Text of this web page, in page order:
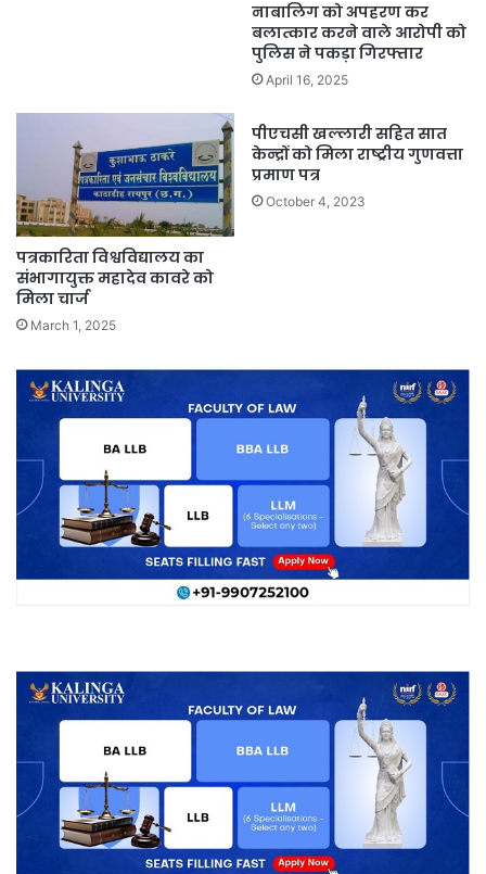
नाबालिग को अपहरण कर
बलात्कार करने वाले आरोपी को
पुलिस ने पकड़ा गिरफ्तार
April 16, 2025
पत्रकारिता विश्वविद्यालय का
संभागायुक्त महादेव कावरे को
मिला चार्ज
March 1, 2025
पीएचसी खल्लारी सहित सात
केन्द्रों को मिला राष्ट्रीय गुणवत्ता
प्रमाण पत्र
October 4, 2023